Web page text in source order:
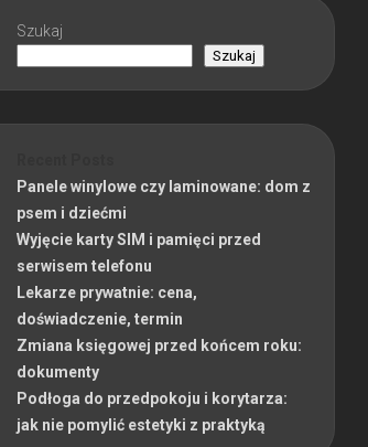
Szukaj
Szukaj
Panele winylowe czy laminowane: dom z
psem i dziećmi
Wyjęcie karty SIM i pamięci przed
serwisem telefonu
Lekarze prywatnie: cena,
doświadczenie, termin
Zmiana księgowej przed końcem roku:
dokumenty
Podłoga do przedpokoju i korytarza:
jak nie pomylić estetyki z praktyką